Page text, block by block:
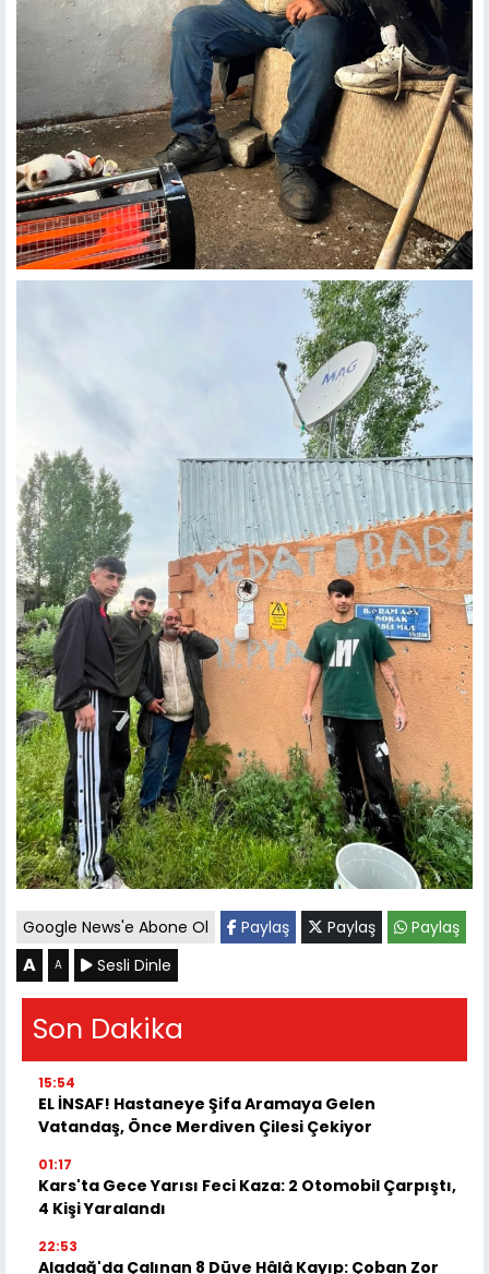
Google News'e Abone Ol Paylaş Paylaş Paylaş
A A Sesli Dinle
Son Dakika
15:54
EL İNSAF! Hastaneye Şifa Aramaya Gelen
Vatandaş, Önce Merdiven Çilesi Çekiyor
01:17
Kars'ta Gece Yarısı Feci Kaza: 2 Otomobil Çarpıştı,
4 Kişi Yaralandı
22:53
Aladağ'da Çalınan 8 Düve Hâlâ Kayıp: Çoban Zor